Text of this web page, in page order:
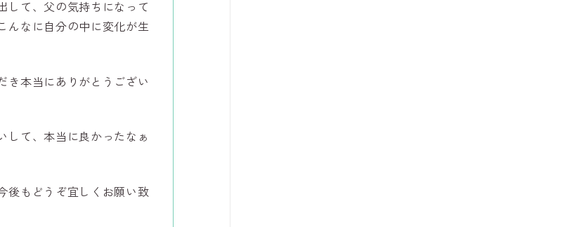
して、父の気持ちになって
んなに自分の中に変化が生
き本当にありがとうござい
して、本当に良かったなぁ
後もどうぞ宜しくお願い致